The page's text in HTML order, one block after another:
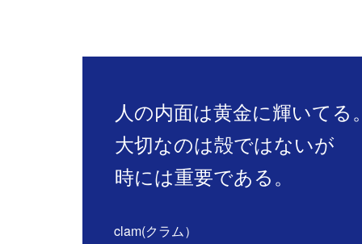
人の内面は黄金に輝いてる。
大切なのは殻ではないが
時には重要である。
clam(クラム）